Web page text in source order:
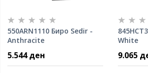
550ARN1110 Биро Sedir -
Anthracite
5.544 ден
White
9.065